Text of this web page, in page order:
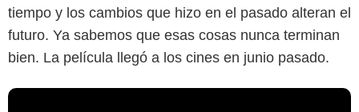
tiempo y los cambios que hizo en el pasado alteran el
futuro. Ya sabemos que esas cosas nunca terminan
bien. La película llegó a los cines en junio pasado.